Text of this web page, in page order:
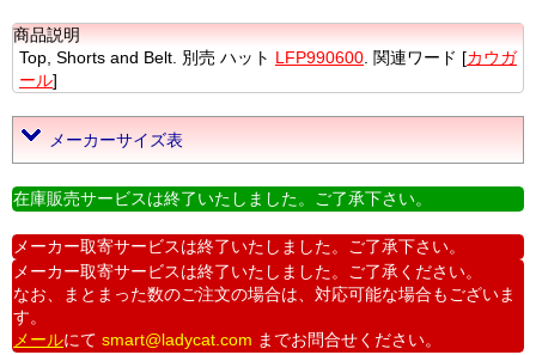
商品説明
Top, Shorts and Belt. 別売 ハット LFP990600 . 関連ワード [カウガ
ール]
メーカーサイズ表
在庫販売サービスは終了いたしました。ご了承下さい。
メーカー取寄サービスは終了いたしました。ご了承下さい。
メーカー取寄サービスは終了いたしました。ご了承ください。
なお、まとまった数のご注文の場合は、対応可能な場合もございま
す。
メールにて smart@ladycat.com までお問合せください。